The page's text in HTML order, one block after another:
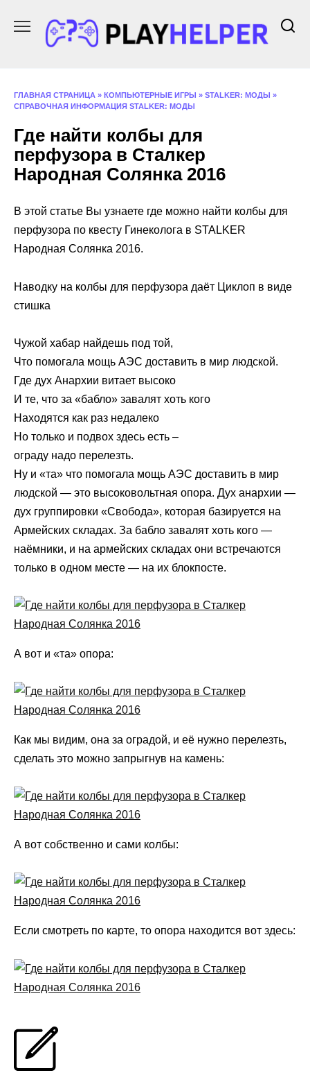
содержанию
ГЛАВНАЯ СТРАНИЦА » КОМПЬЮТЕРНЫЕ ИГРЫ » STALKER: МОДЫ »
СПРАВОЧНАЯ ИНФОРМАЦИЯ STALKER: МОДЫ
Где найти колбы для
перфузора в Сталкер
Народная Солянка 2016
В этой статье Вы узнаете где можно найти колбы для
перфузора по квесту Гинеколога в STALKER
Народная Солянка 2016.
Наводку на колбы для перфузора даёт Циклоп в виде
стишка
Чужой хабар найдешь под той,
Что помогала мощь АЭС доставить в мир людской.
Где дух Анархии витает высоко
И те, что за «бабло» завалят хоть кого
Находятся как раз недалеко
Но только и подвох здесь есть –
ограду надо перелезть.
Ну и «та» что помогала мощь АЭС доставить в мир
людской — это высоковольтная опора. Дух анархии —
дух группировки «Свобода», которая базируется на
Армейских складах. За бабло завалят хоть кого —
наёмники, и на армейских складах они встречаются
только в одном месте — на их блокпосте.
А вот и «та» опора:
Как мы видим, она за оградой, и её нужно перелезть,
сделать это можно запрыгнув на камень:
А вот собственно и сами колбы:
Если смотреть по карте, то опора находится вот здесь: